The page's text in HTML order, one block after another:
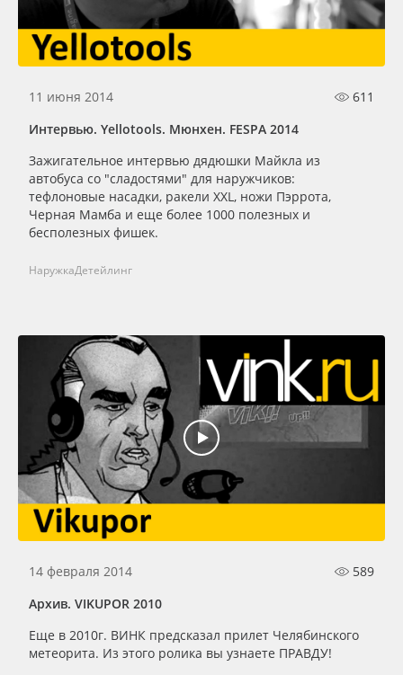
Сервис
Инструкции
Компания
Блог
Поставщикам
8 800 550 7888
Москва
Клей, скотчи и крепёж
Мобильные конструкции и POS-материалы
Профильные системы
Светотехника
Инженерные пластики
Оборудование и инструмент
Новинки ассортимента
Oracal 641
Orajet 3640
Плёнка монтажная Oratape
ПЭТ листовой
ПЭТ бэклит
Вспененный ПВХ
11 июня 2014
611
Интервью. Yellotools. Мюнхен. FESPA 2014
Зажигательное интервью дядюшки Майкла из
автобуса со "сладостями" для наружчиков:
тефлоновые насадки, ракели XXL, ножи Пэррота,
Черная Мамба и еще более 1000 полезных и
бесполезных фишек.
НаружкаДетейлинг
14 февраля 2014
589
Архив. VIKUPOR 2010
Еще в 2010г. ВИНК предсказал прилет Челябинского
метеорита. Из этого ролика вы узнаете ПРАВДУ!